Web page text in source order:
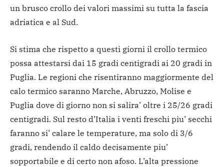
un brusco crollo dei valori massimi su tutta la fascia
adriatica e al Sud.
Si stima che rispetto a questi giorni il crollo termico
possa attestarsi dai 15 gradi centigradi ai 20 gradi in
Puglia. Le regioni che risentiranno maggiormente del
calo termico saranno Marche, Abruzzo, Molise e
Puglia dove di giorno non si salira’ oltre i 25/26 gradi
centigradi. Sul resto d’Italia i venti freschi piu’ secchi
faranno si’ calare le temperature, ma solo di 3/6
gradi, rendendo il caldo decisamente piu’
sopportabile e di certo non afoso. L’alta pressione